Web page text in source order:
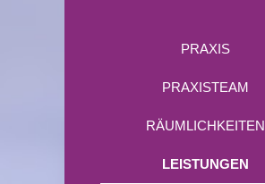
PRAXIS
PRAXISTEAM
RÄUMLICHKEITEN
LEISTUNGEN